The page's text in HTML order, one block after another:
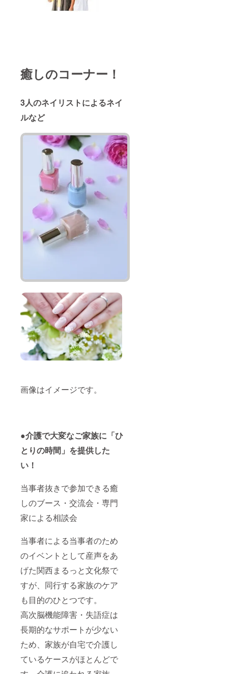
癒しのコーナー！
3人のネイリストによるネイ
ルなど
画像はイメージです。
●介護で大変なご家族に「ひ
とりの時間」を提供した
い！
当事者抜きで参加できる癒
しのブース・交流会・専門
家による相談会
当事者による当事者のため
のイベントとして産声をあ
げた関西まるっと文化祭で
すが、同行する家族のケア
も目的のひとつです。
高次脳機能障害・失語症は
長期的なサポートが少ない
ため、家族が自宅で介護し
ているケースがほとんどで